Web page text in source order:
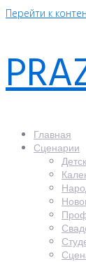
Перейти к
Главная
Сценарии